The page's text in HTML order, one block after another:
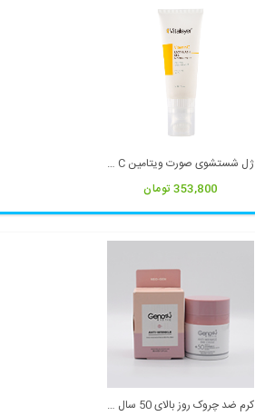
ژل شستشوی صورت ویتامین C ویتالیر
353,800 تومان
کرم ضد چروک روز بالای 50 سال ژنوبایوتیک